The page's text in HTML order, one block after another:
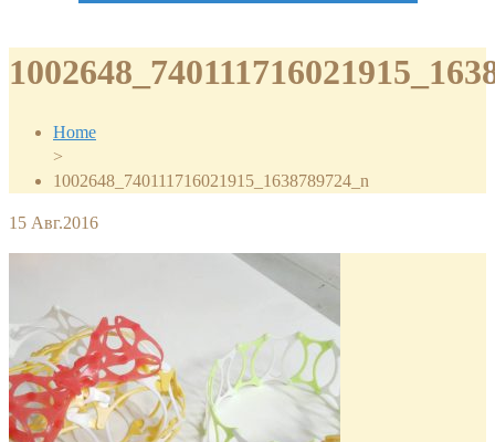
Home
>
1002648_740111716021915_1638789724_n
15 Авг.2016